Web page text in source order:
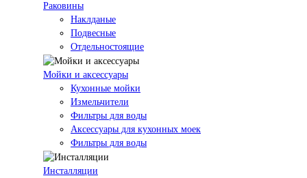
Раковины
Наклданые
Подвесные
Отдельностоящие
Мойки и аксессуары
Кухонные мойки
Измельчители
Фильтры для воды
Аксессуары для кухонных моек
Фильтры для воды
Инсталляции